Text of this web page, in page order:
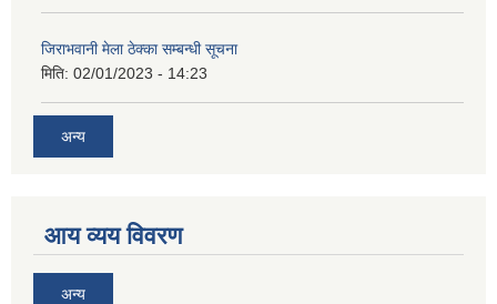
जिराभवानी मेला ठेक्का सम्बन्धी सूचना
मिति: 02/01/2023 - 14:23
अन्य
आय व्यय विवरण
अन्य